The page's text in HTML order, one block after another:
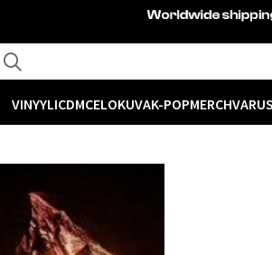
VINYYLICDMCELOKUVAK-POPMERCH